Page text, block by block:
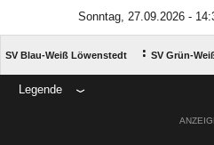
Sonntag, 27.09.2026 -
SV Blau-Weiß Löwenstedt : SV Grün-
Legende